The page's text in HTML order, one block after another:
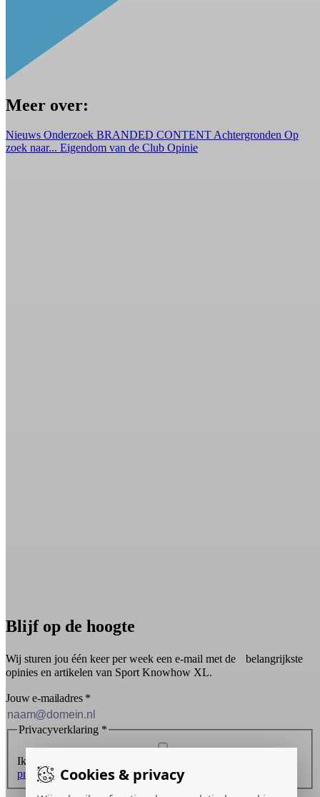
Cookies & privacy
Meer over:
Nieuws Onderzoek BRANDED CONTENTAchtergronden Op
zoek naar... Eigendom van de Club Opinie
Blijf op de hoogte
Wij sturen jou één keer per week een e-mail met de belangrijkste
opinies en artikelen van Sport Knowhow XL.
Jouw e-mailadres *
Privacyverklaring *
Ik ontvang graag de nieuwsbrief en ga akkoord met de
privacyverklaring.